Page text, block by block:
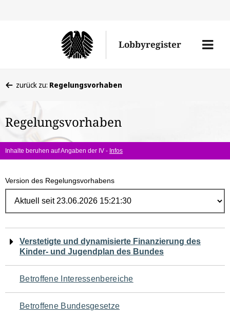
Lobbyregister
Menü
befinden
hier:
zurück zu: Regelungsvorhaben
Regelungsvorhaben
Inhalte beruhen auf Angaben der IV - Infos
Version des Regelungsvorhabens
Navigation
für
den
Seiteninhalt
Verstetigte und dynamisierte Finanzierung des
Kinder- und Jugendplan des Bundes
Betroffene Interessenbereiche
Betroffene Bundesgesetze